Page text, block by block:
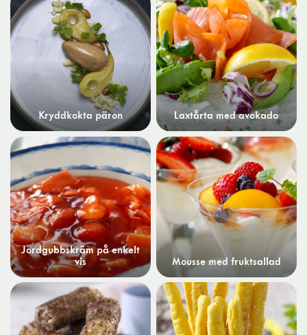
Kryddkokta päron Laxtårta med avokado
Jordgubbskräm på enkelt
vis
Mousse med fruktsallad